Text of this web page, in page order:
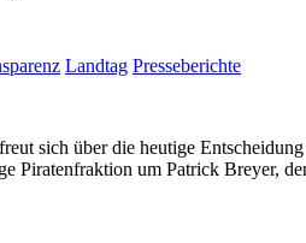
Landtag Presseberichte
sich über die heutige
Piratenfraktion um Patrick Breyer,